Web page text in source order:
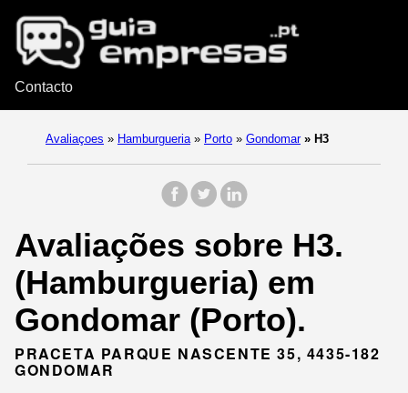
Contacto
Avaliaçoes » Hamburgueria » Porto » Gondomar » H3
Avaliações sobre H3.
(Hamburgueria) em
Gondomar (Porto).
PRACETA PARQUE NASCENTE 35, 4435-182
GONDOMAR